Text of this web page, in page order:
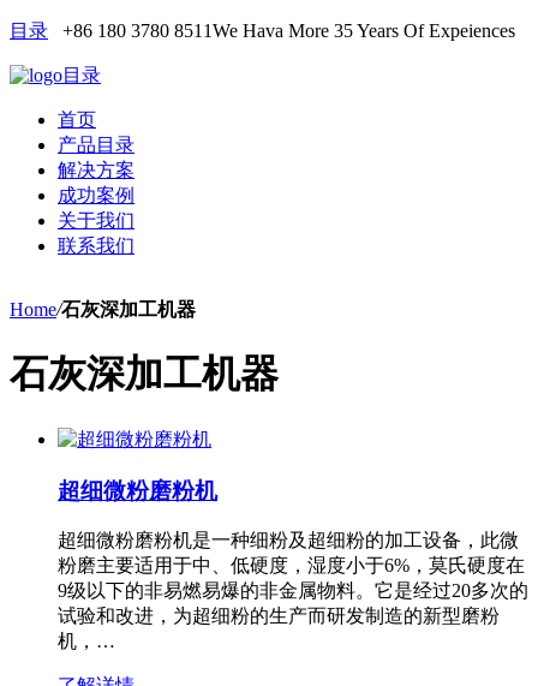
目录 +86 180 3780 8511We Hava More 35 Years Of Expeiences
目录
首页
产品目录
解决方案
成功案例
关于我们
联系我们
Home/石灰深加工机器
石灰深加工机器
超细微粉磨粉机
超细微粉磨粉机是一种细粉及超细粉的加工设备，此微
粉磨主要适用于中、低硬度，湿度小于6%，莫氏硬度在
9级以下的非易燃易爆的非金属物料。它是经过20多次的
试验和改进，为超细粉的生产而研发制造的新型磨粉
机，…